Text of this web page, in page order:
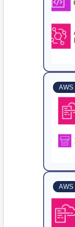
AWS
AWS